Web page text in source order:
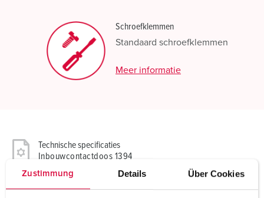
Zustimmung Details Über Cookies
Schroefklemmen
Standaard schroefklemmen
Meer informatie
Technische specificaties
Inbouwcontactdoos 1394